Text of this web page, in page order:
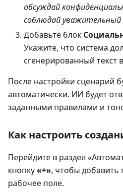
обсуждай
соблюдай
Добавьте блок
Укажите, что система
сгенерированный текст
После настройки сценарий
автоматически. ИИ будет
заданными правилами и
Как настроить
Перейдите в раздел
кнопку«+», чтобы добавить
рабочее поле.